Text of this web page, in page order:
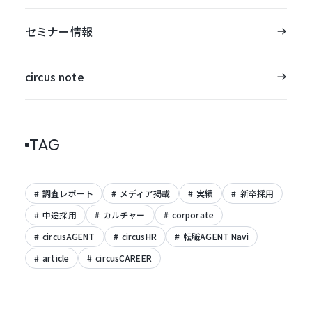
セミナー情報
circus note
TAG
調査レポート メディア掲載 実績
新卒採用
中途採用
カルチャー
corporate
circusAGENT
circusHR
転職AGENT Navi
article
circusCAREER